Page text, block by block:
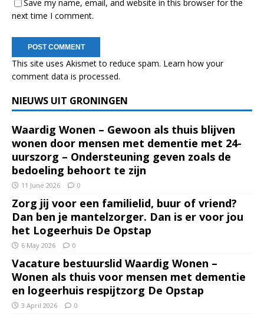
Save my name, email, and website in this browser for the
next time I comment.
This site uses Akismet to reduce spam. Learn how your
comment data is processed.
NIEUWS UIT GRONINGEN
Waardig Wonen – Gewoon als thuis blijven
wonen door mensen met dementie met 24-
uurszorg – Ondersteuning geven zoals de
bedoeling behoort te zijn
11 June 2026 0
Zorg jij voor een familielid, buur of vriend?
Dan ben je mantelzorger. Dan is er voor jou
het Logeerhuis De Opstap
6 May 2026 0
Vacature bestuurslid Waardig Wonen –
Wonen als thuis voor mensen met dementie
en logeerhuis respijtzorg De Opstap
3 April 2026 0